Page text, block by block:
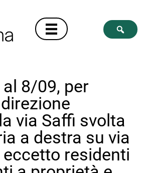
8/09, per
via Saffi svolta
a destra su via
eccetto residenti